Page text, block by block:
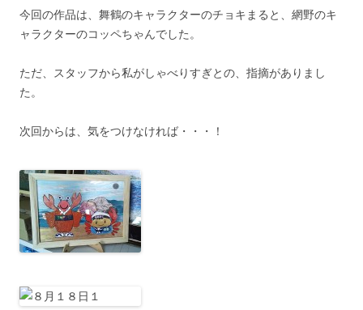
今回の作品は、舞鶴のキャラクターのチョキまると、網野のキ
ャラクターのコッペちゃんでした。
ただ、スタッフから私がしゃべりすぎとの、指摘がありまし
た。
次回からは、気をつけなければ・・・！